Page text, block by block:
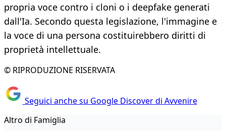
propria voce contro i cloni o i deepfake generati
dall'Ia. Secondo questa legislazione, l'immagine e
la voce di una persona costituirebbero diritti di
proprietà intellettuale.
© RIPRODUZIONE RISERVATA
Seguici anche su Google Discover di Avvenire
Altro di Famiglia